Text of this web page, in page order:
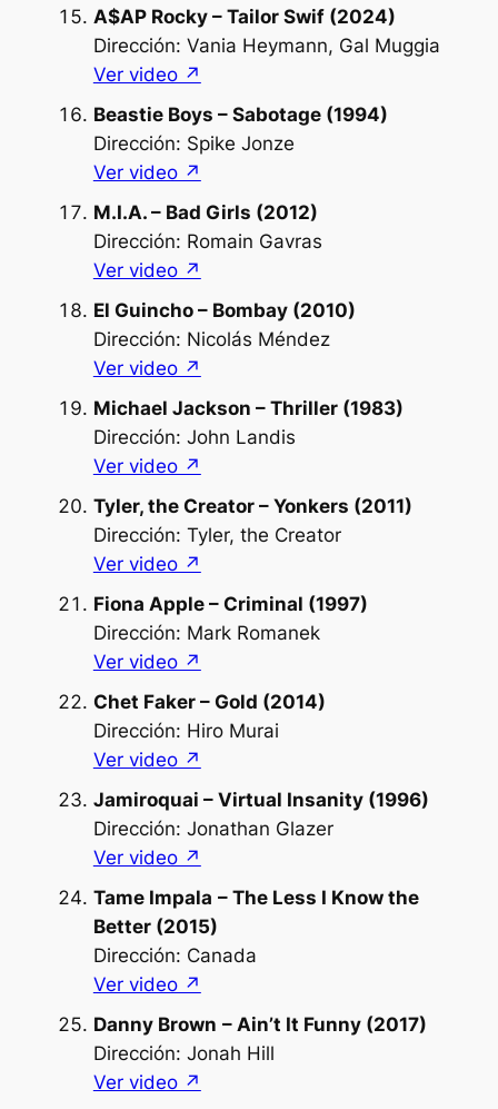
A$AP Rocky – Tailor Swif (2024)
Dirección: Vania Heymann, Gal Muggia
Ver video ↗︎
Beastie Boys – Sabotage (1994)
Dirección: Spike Jonze
Ver video ↗︎
M.I.A. – Bad Girls (2012)
Dirección: Romain Gavras
Ver video ↗︎
El Guincho – Bombay (2010)
Dirección: Nicolás Méndez
Ver video ↗︎
Michael Jackson – Thriller (1983)
Dirección: John Landis
Ver video ↗︎
Tyler, the Creator – Yonkers (2011)
Dirección: Tyler, the Creator
Ver video ↗︎
Fiona Apple – Criminal (1997)
Dirección: Mark Romanek
Ver video ↗︎
Chet Faker – Gold (2014)
Dirección: Hiro Murai
Ver video ↗︎
Jamiroquai – Virtual Insanity (1996)
Dirección: Jonathan Glazer
Ver video ↗︎
Tame Impala – The Less I Know the
Better (2015)
Dirección: Canada
Ver video ↗︎
Danny Brown – Ain’t It Funny (2017)
Dirección: Jonah Hill
Ver video ↗︎